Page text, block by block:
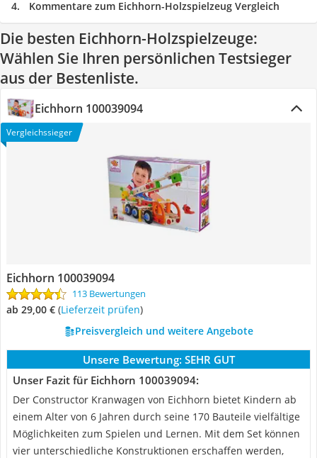
Kommentare zum Eichhorn-Holzspielzeug Vergleich
Die besten Eichhorn-Holzspielzeuge:
Wählen Sie Ihren persönlichen Testsieger
aus der Bestenliste.
Eichhorn 100039094
Vergleichssieger
Eichhorn 100039094
113 Bewertungen
ab 29,00 € (Lieferzeit prüfen)
Preisvergleich und weitere Angebote
Unsere Bewertung: SEHR GUT
Unser Fazit für Eichhorn 100039094:
Der Constructor Kranwagen von Eichhorn bietet Kindern ab
einem Alter von 6 Jahren durch seine 170 Bauteile vielfältige
Möglichkeiten zum Spielen und Lernen. Mit dem Set können
vier unterschiedliche Konstruktionen erschaffen werden,